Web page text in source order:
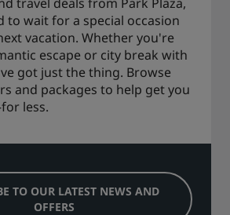
to wait for a special occasion
vacation. Whether you're
escape or city break with
got just the thing. Browse
and packages to help get you
less.
TO OUR LATEST NEWS AND
OFFERS